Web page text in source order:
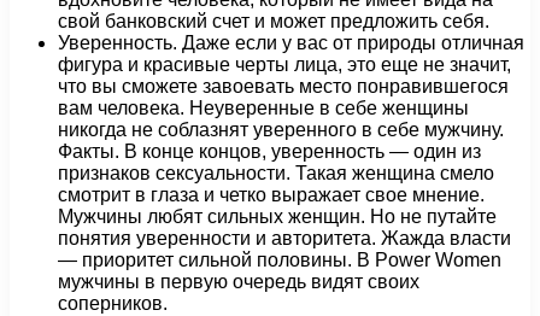
свой банковский счет и может предложить себя.
Уверенность. Даже если у вас от природы отличная
фигура и красивые черты лица, это еще не значит,
что вы сможете завоевать место понравившегося
вам человека. Неуверенные в себе женщины
никогда не соблазнят уверенного в себе мужчину.
Факты. В конце концов, уверенность — один из
признаков сексуальности. Такая женщина смело
смотрит в глаза и четко выражает свое мнение.
Мужчины любят сильных женщин. Но не путайте
понятия уверенности и авторитета. Жажда власти
— приоритет сильной половины. В Power Women
мужчины в первую очередь видят своих
соперников.